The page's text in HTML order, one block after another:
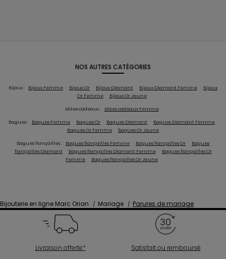
NOS AUTRES CATÉGORIES
Bijoux : Bijoux Femme Bijoux Or Bijoux Diamant Bijoux Diamant Femme
Bijoux
Or Femme
Bijoux Or Jaune
Idées cadeaux : Idées cadeaux Femme
Bagues : Bagues Femme Bagues Or Bagues Diamant
Bagues Diamant Femme
Bagues Or Femme
Bagues Or Jaune
Bagues fiançailles : Bagues fiançailles Femme Bagues fiançailles Or
Bagues
fiançailles Diamant
Bagues fiançailles Diamant Femme
Bagues fiançailles Or
Femme
Bagues fiançailles Or Jaune
Bijouterie en ligne Marc Orian Mariage Parures de mariage
Livraison offerte* Satisfait ou remboursé